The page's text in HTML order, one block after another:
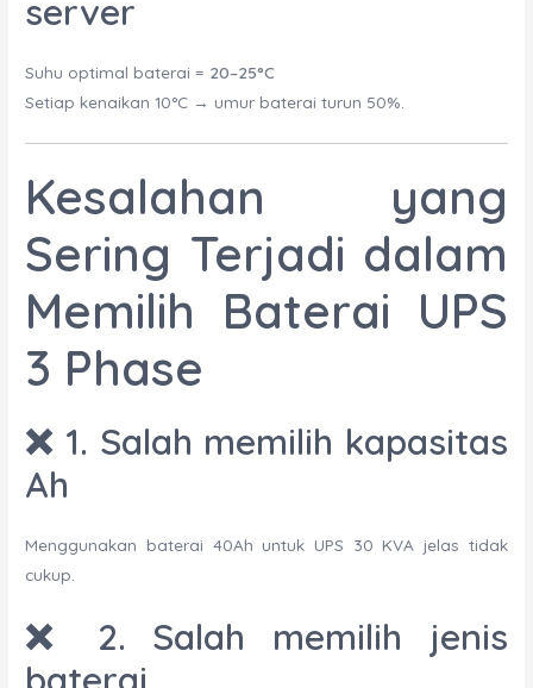
server
Suhu optimal baterai = 20–25°C
Setiap kenaikan 10°C → umur baterai turun 50%.
Kesalahan yang
Sering Terjadi dalam
Memilih Baterai UPS
3 Phase
❌ 1. Salah memilih kapasitas
Ah
Menggunakan baterai 40Ah untuk UPS 30 KVA jelas tidak
cukup.
❌ 2. Salah memilih jenis